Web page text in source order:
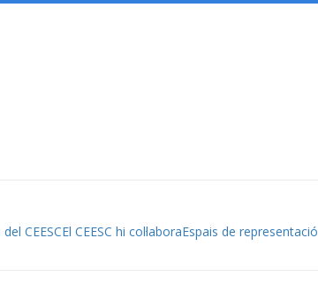
CEESCEl CEESC hi col·laboraEspais de representació